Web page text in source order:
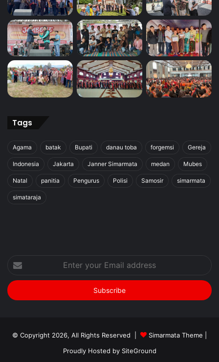
Tags
Agama batak Bupati danau toba forgemsi Gereja
Indonesia Jakarta Janner Simarmata medan Mubes
Natal panitia Pengurus Polisi Samosir simarmata
simataraja
your
Email
address
© Copyright 2026, All Rights Reserved | Simarmata Theme
Proudly Hosted by SiteGround